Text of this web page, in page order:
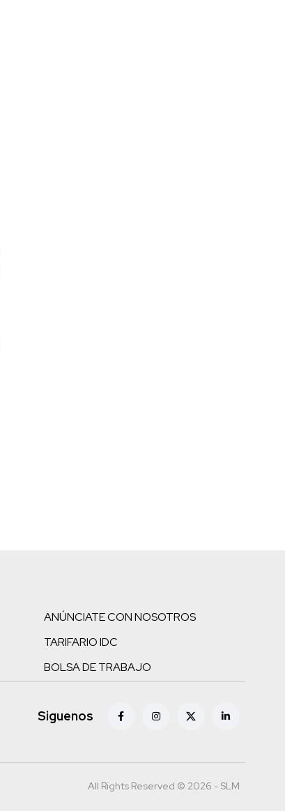
ANÚNCIATE CON NOSOTROS
TARIFARIO IDC
BOLSA DE TRABAJO
Siguenos
All Rights Reserved © 2026 - SLM